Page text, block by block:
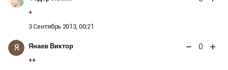
+
3 Сентябрь 2013, 00:21
Я Янаев Виктор 0
++